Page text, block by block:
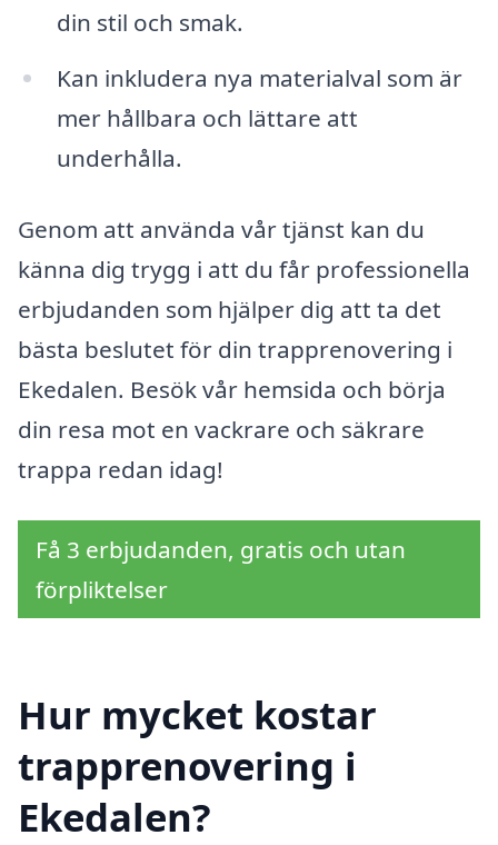
din stil och smak.
Kan inkludera nya materialval som är
mer hållbara och lättare att
underhålla.
Genom att använda vår tjänst kan du
känna dig trygg i att du får professionella
erbjudanden som hjälper dig att ta det
bästa beslutet för din trapprenovering i
Ekedalen. Besök vår hemsida och börja
din resa mot en vackrare och säkrare
trappa redan idag!
Få 3 erbjudanden, gratis och utan
förpliktelser
Hur mycket kostar
trapprenovering i
Ekedalen?